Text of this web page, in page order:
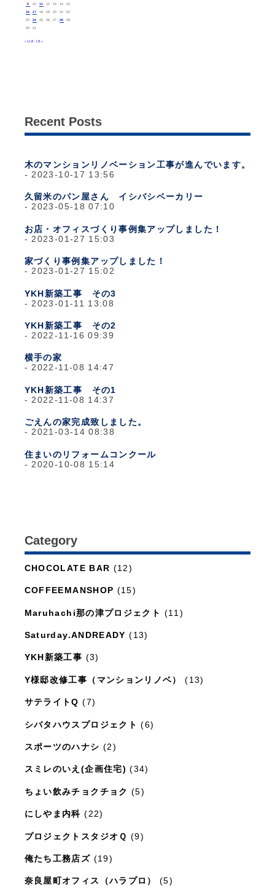
9 10 11 12 13 14 15
16 17 18 19 20 21 22
23 24 25 26 27 28 29
30 31
« 11月 1月 »
Recent Posts
木のマンションリノベーション工事が進んでいます。
2023-10-17 13:56
久留米のパン屋さん イシバシベーカリー
2023-05-18 07:10
お店・オフィスづくり事例集アップしました！
2023-01-27 15:03
家づくり事例集アップしました！
2023-01-27 15:02
YKH新築工事 その3
2023-01-11 13:08
YKH新築工事 その2
2022-11-16 09:39
横手の家
2022-11-08 14:47
YKH新築工事 その1
2022-11-08 14:37
ごえんの家完成致しました。
2021-03-14 08:38
住まいのリフォームコンクール
2020-10-08 15:14
Category
CHOCOLATE BAR (12)
COFFEEMANSHOP (15)
Maruhachi那の津プロジェクト (11)
Saturday.ANDREADY (13)
YKH新築工事 (3)
Y様邸改修工事（マンションリノベ） (13)
サテライトQ (7)
シバタハウスプロジェクト (6)
スポーツのハナシ (2)
スミレのいえ(企画住宅) (34)
ちょい飲みチョクチョク (5)
にしやま内科 (22)
プロジェクトスタジオＱ (9)
俺たち工務店ズ (19)
奈良屋町オフィス（ハラプロ） (5)